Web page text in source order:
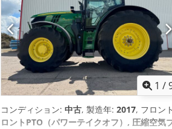
1 /
コンディション: 中古, 製造年: 2017, フロン
ロントPTO（パワーテイクオフ）, 圧縮空気